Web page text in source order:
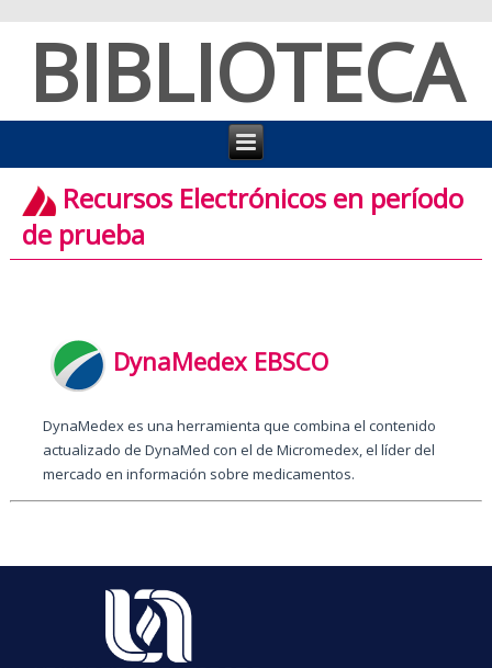
BIBLIOTECA
Recursos Electrónicos en período
de prueba
DynaMedex EBSCO
DynaMedex es una herramienta que combina el contenido
actualizado de DynaMed con el de Micromedex, el líder del
mercado en información sobre medicamentos.